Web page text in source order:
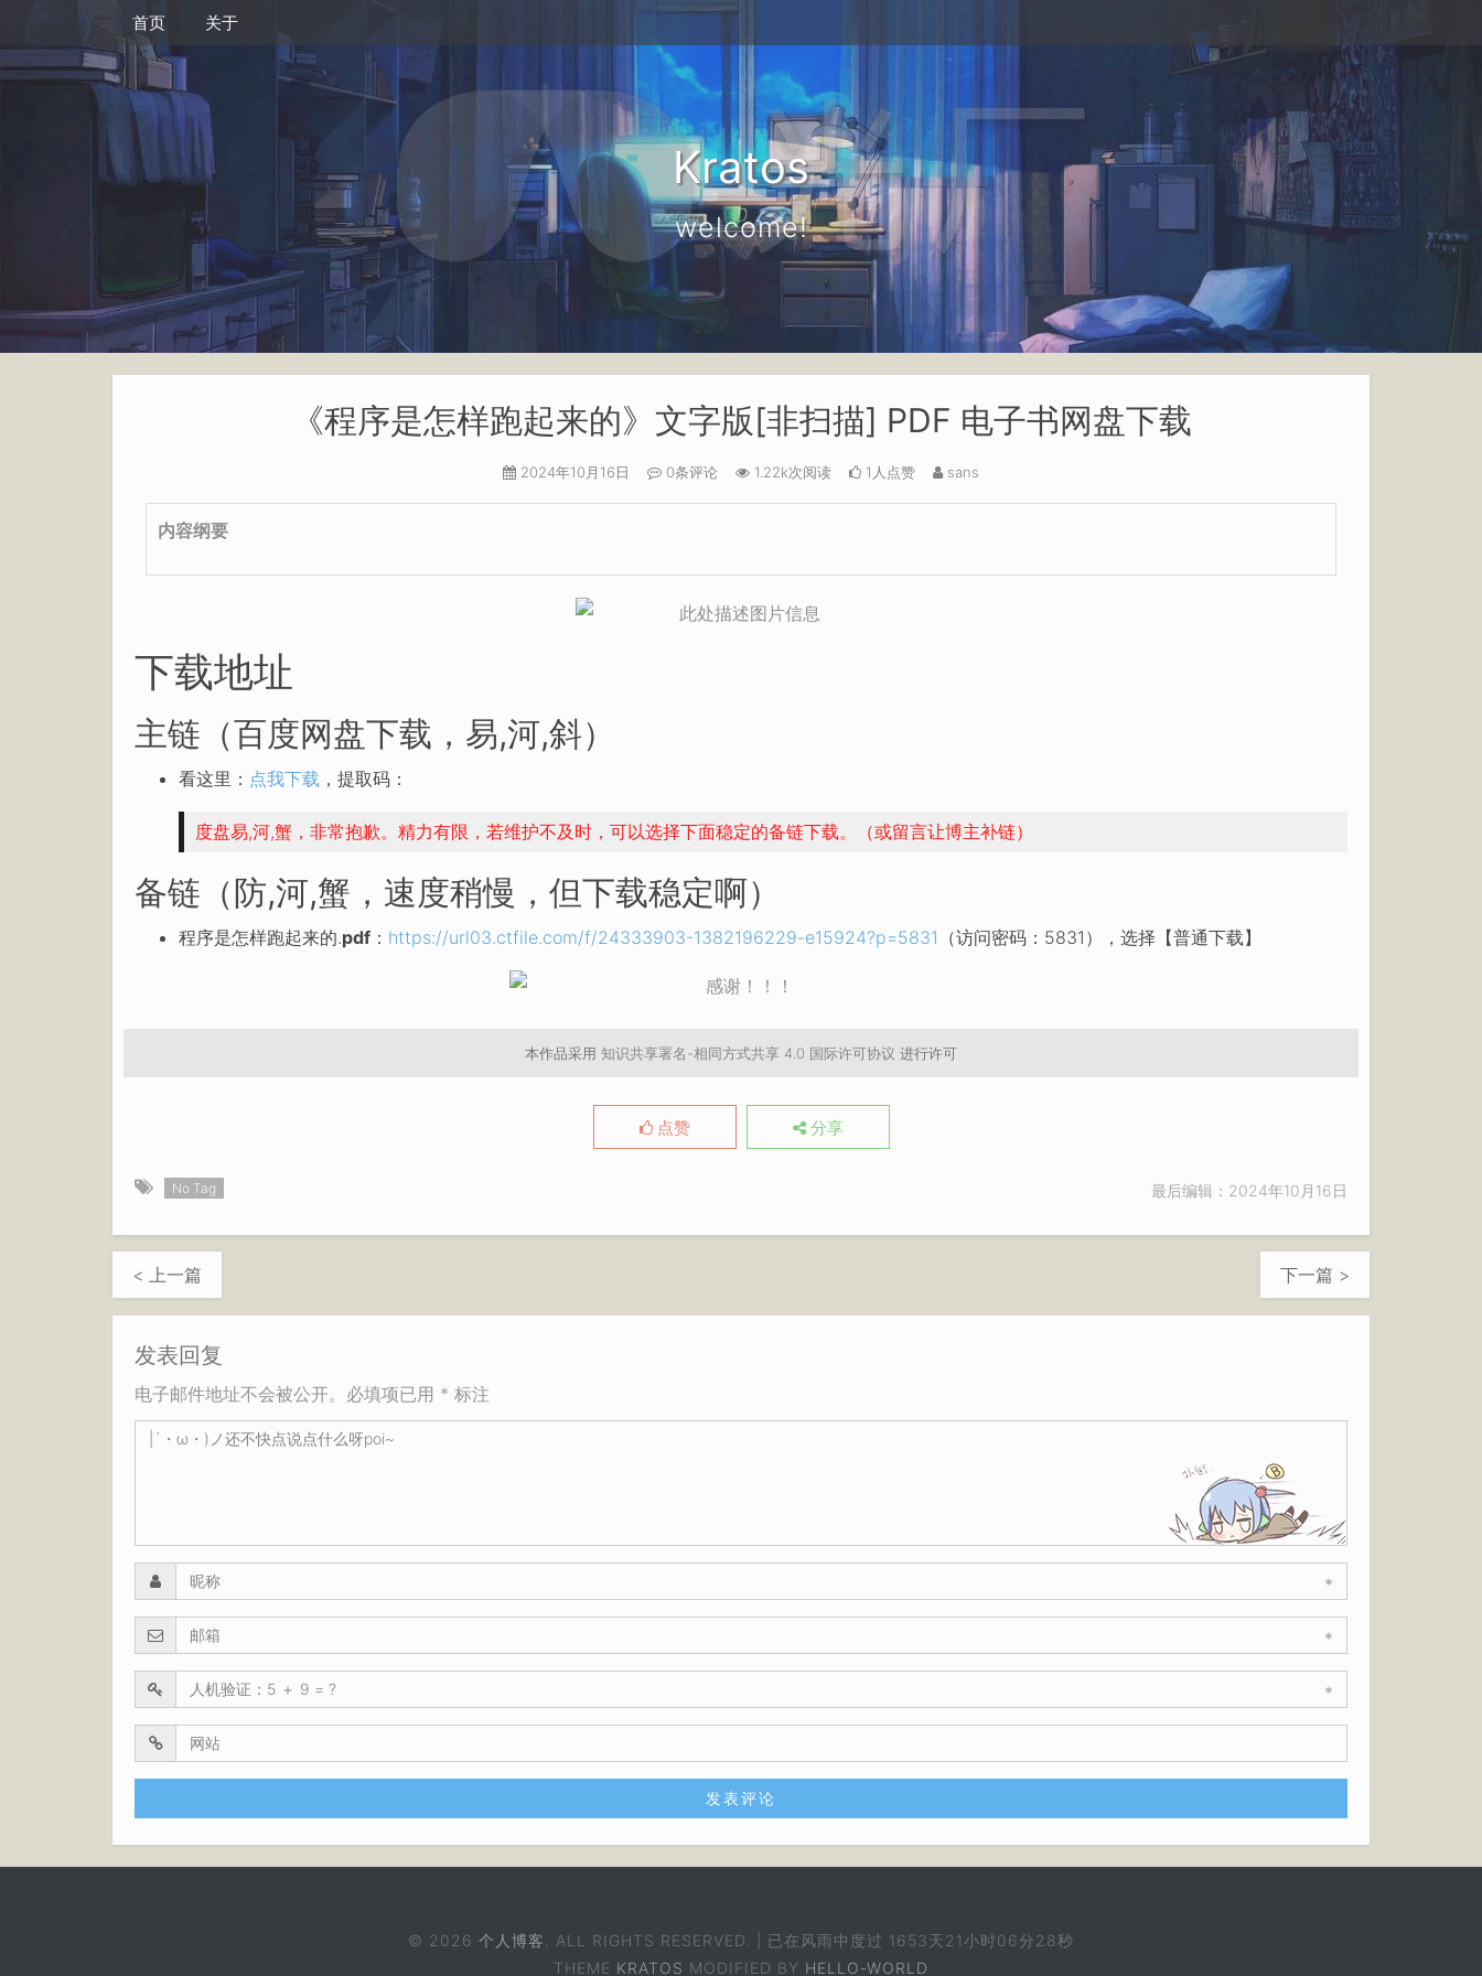
首页 关于
Kratos
welcome!
《程序是怎样跑起来的》文字版[非扫描] PDF 电子书网盘下载
2024年10月16日 0条评论 1.22k次阅读 1人点赞 sans
内容纲要
下载地址
主链（百度网盘下载，易,河,斜）
看这里： 点我下载 ，提取码：
度盘易,河,蟹，非常抱歉。精力有限，若维护不及时，可以选择下面稳定的备链下载。（或留言让博主补链）
备链（防,河,蟹，速度稍慢，但下载稳定啊）
程序是怎样跑起来的.pdf ： https://url03.ctfile.com/f/24333903-1382196229-e15924?p=5831 （访问密码：5831），选择【普通下载】
本作品采用 知识共享署名-相同方式共享 4.0 国际许可协议 进行许可
点赞 分享
No Tag 最后编辑：2024年10月16日
< 上一篇 下一篇 >
发表回复
电子邮件地址不会被公开。必填项已用 * 标注
*
*
*
© 2026 个人博客 . ALL RIGHTS RESERVED. | 已在风雨中度过 1653天21小时06分29秒
THEME KRATOS MODIFIED BY HELLO-WORLD